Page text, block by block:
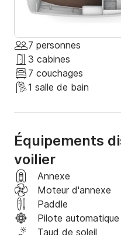
7 personnes
3 cabines
7 couchages
1 salle de bain
Équipements
voilier
Annexe
Moteur d'annexe
Paddle
Pilote automatique
Taud de soleil